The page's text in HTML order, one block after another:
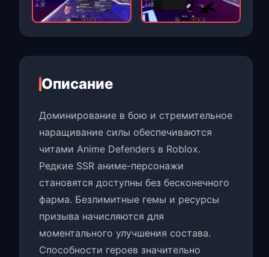
Описание
Доминирование в бою и стремительное
наращивание силы обеспечиваются
читами Anime Defenders в Roblox.
Редкие SSR аниме-персонажи
становятся доступны без бесконечного
фарма. Безлимитные гемы и ресурсы
призыва начисляются для
моментального улучшения состава.
Способности героев значительно